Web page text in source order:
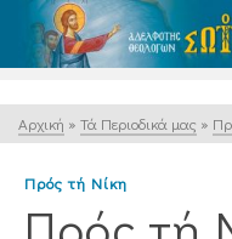
Αρχική » Τά Περιοδικά μας »
Πρός τή Νίκη